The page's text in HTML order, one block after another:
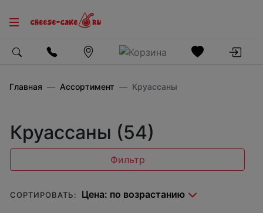
Главная Ассортимент Круассаны
Круассаны (54)
Фильтр
СОРТИРОВАТЬ: